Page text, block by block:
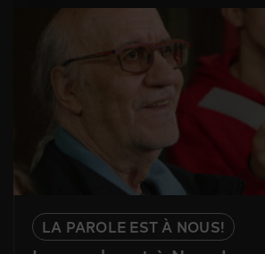
LA PAROLE EST À NOUS!